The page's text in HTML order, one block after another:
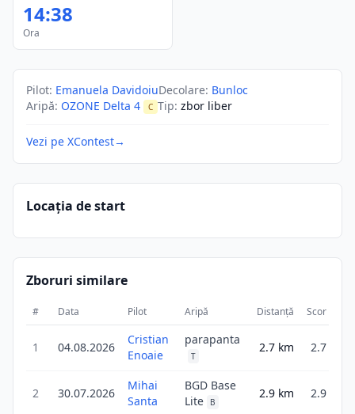
14:38
Ora
Pilot: Emanuela DavidoiuDecolare: Bunloc
Aripă: OZONE Delta 4 C Tip: zbor liber
Vezi pe XContest→
Locația de start
Zboruri similare
# Data Pilot Aripă Distanță Scor
1 04.08.2026
Cristian
Enoaie
parapanta
T
2.7 km 2.7
2 30.07.2026
Mihai
Santa
BGD Base
Lite
B
2.9 km 2.9